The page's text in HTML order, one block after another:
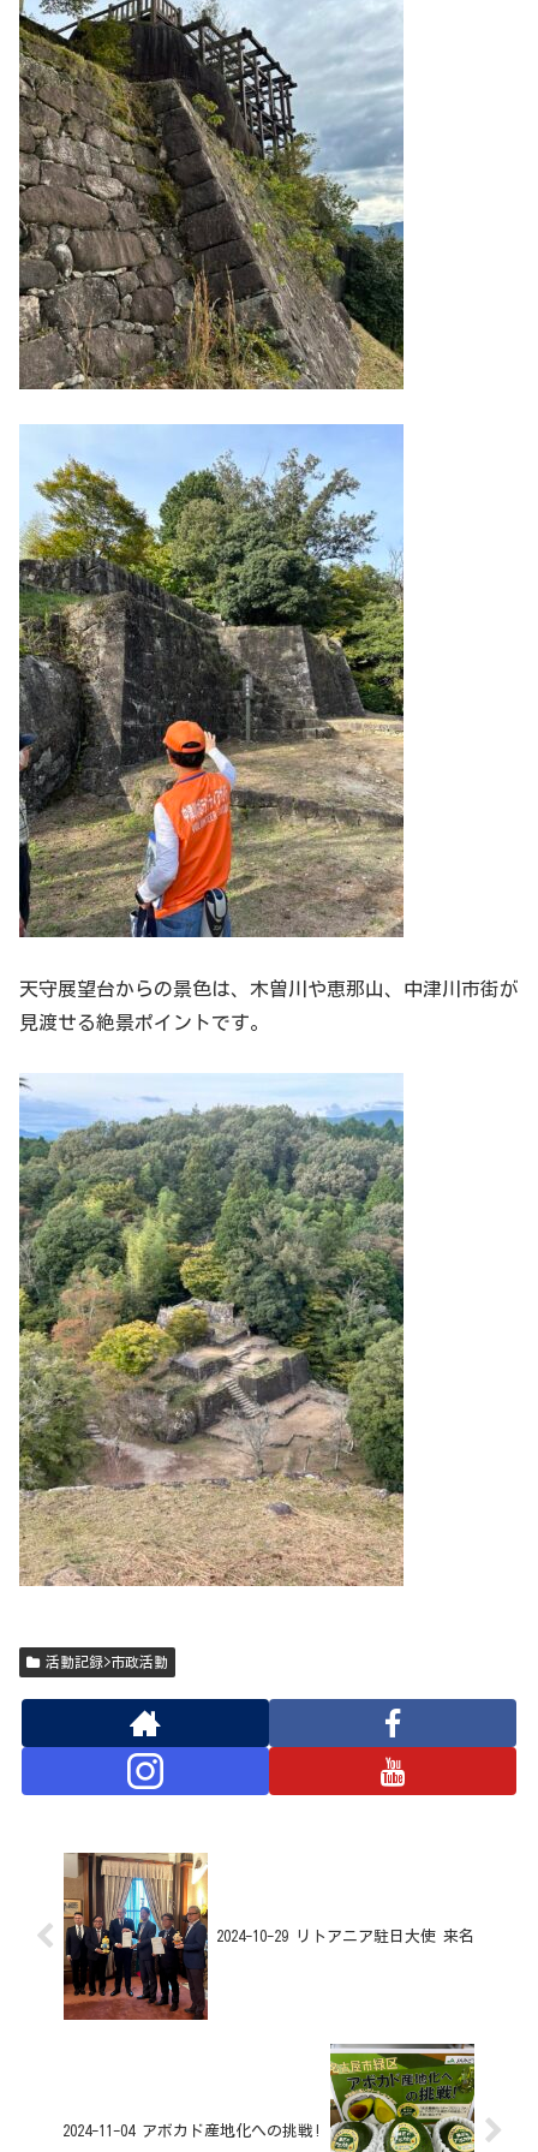
天守展望台からの景色は、木曽川や恵那山、中津川市街が
見渡せる絶景ポイントです。
活動記録>市政活動
2024-10-29 リトアニア駐日大使 来名
2024-11-04 アボカド産地化への挑戦!